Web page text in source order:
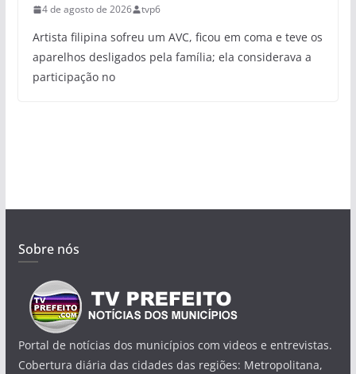
4 de agosto de 2026 tvp6
Artista filipina sofreu um AVC, ficou em coma e teve os
aparelhos desligados pela família; ela considerava a
participação no
Sobre nós
Portal de notícias dos municípios com videos e entrevistas.
Cobertura diária das cidades das regiões: Metropolitana,